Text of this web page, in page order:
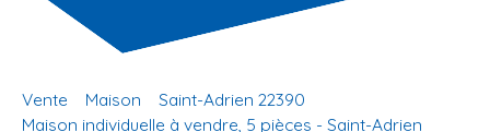
Vente Maison
Saint-Adrien 22390
Maison individuelle à vendre, 5 pièces - Saint-Adrien